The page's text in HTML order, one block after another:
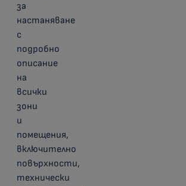
за
настаняване
с
подробно
описание
на
всички
зони
и
помещения,
включително
повърхности,
технически